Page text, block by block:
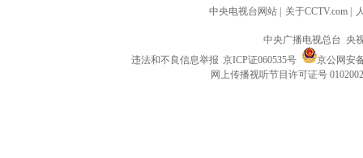
中央电视台网站 关于CCTV.com
中央广播电视总台 央
违法和不良信息举报 京ICP证060535号
京公网安
网上传播视听节目许可证号